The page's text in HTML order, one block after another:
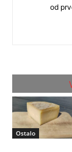
od
Ostalo